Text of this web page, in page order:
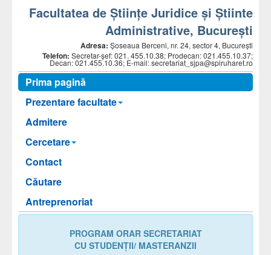
Facultatea de Științe Juridice și Știinte
Administrative, Bucureşti
Adresa: Șoseaua Berceni, nr. 24, sector 4, Bucureşti
Telefon: Secretar-șef:021. 455.10.38; Prodecan: 021.455.10.37;
Decan: 021.455.10.36; E-mail: secretariat_sjpa@spiruharet.ro
Prima pagină
Prezentare facultate
Admitere
Cercetare
Contact
Căutare
Antreprenoriat
PROGRAM ORAR SECRETARIAT
CU STUDENȚII/ MASTERANZII